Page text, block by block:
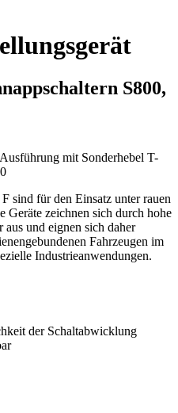
S800,
Ausführung mit Sonderhebel T-
sind für den Einsatz unter rauen
Geräte zeichnen sich durch hohe
aus und eignen sich daher
Fahrzeugen im
Industrieanwendungen.
der Schaltabwicklung